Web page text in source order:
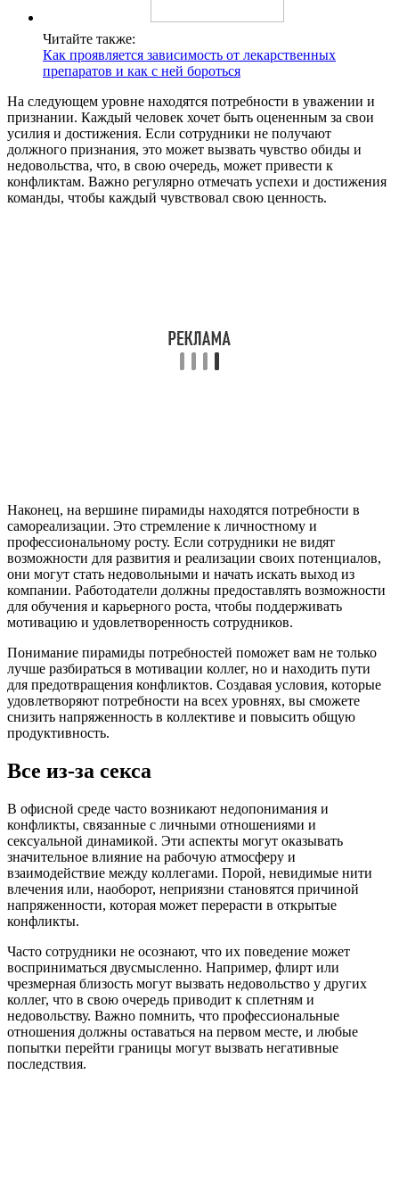
Читайте также:
Как проявляется зависимость от лекарственных
препаратов и как с ней бороться
На следующем уровне находятся потребности в уважении и
признании. Каждый человек хочет быть оцененным за свои
усилия и достижения. Если сотрудники не получают
должного признания, это может вызвать чувство обиды и
недовольства, что, в свою очередь, может привести к
конфликтам. Важно регулярно отмечать успехи и достижения
команды, чтобы каждый чувствовал свою ценность.
Наконец, на вершине пирамиды находятся потребности в
самореализации. Это стремление к личностному и
профессиональному росту. Если сотрудники не видят
возможности для развития и реализации своих потенциалов,
они могут стать недовольными и начать искать выход из
компании. Работодатели должны предоставлять возможности
для обучения и карьерного роста, чтобы поддерживать
мотивацию и удовлетворенность сотрудников.
Понимание пирамиды потребностей поможет вам не только
лучше разбираться в мотивации коллег, но и находить пути
для предотвращения конфликтов. Создавая условия, которые
удовлетворяют потребности на всех уровнях, вы сможете
снизить напряженность в коллективе и повысить общую
продуктивность.
Все из-за секса
В офисной среде часто возникают недопонимания и
конфликты, связанные с личными отношениями и
сексуальной динамикой. Эти аспекты могут оказывать
значительное влияние на рабочую атмосферу и
взаимодействие между коллегами. Порой, невидимые нити
влечения или, наоборот, неприязни становятся причиной
напряженности, которая может перерасти в открытые
конфликты.
Часто сотрудники не осознают, что их поведение может
восприниматься двусмысленно. Например, флирт или
чрезмерная близость могут вызвать недовольство у других
коллег, что в свою очередь приводит к сплетням и
недовольству. Важно помнить, что профессиональные
отношения должны оставаться на первом месте, и любые
попытки перейти границы могут вызвать негативные
последствия.